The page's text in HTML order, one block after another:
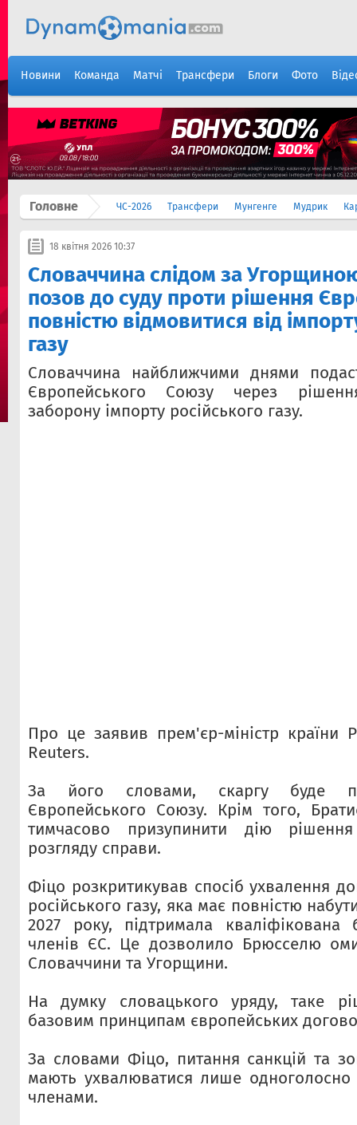
Новини Команда Матчі Трансфери Блоги Фото
Головне ЧС-2026 Трансфери Мунгенге Мудрик
18 квітня 2026 10:37
Словаччина слідом за
позов до суду проти рішення
повністю відмовитися від
газу
Словаччина найближчими днями
Європейського Союзу через
заборону імпорту російського газу.
Про це заявив прем'єр-міністр країни
Reuters.
За його словами, скаргу буде
Європейського Союзу. Крім того,
тимчасово призупинити дію
розгляду справи.
Фіцо розкритикував спосіб ухвалення
російського газу, яка має повністю
2027 року, підтримала кваліфікована
членів ЄС. Це дозволило Брюсселю
Словаччини та Угорщини.
На думку словацького уряду, таке
базовим принципам європейських
За словами Фіцо, питання санкцій та
мають ухвалюватися лише
членами.